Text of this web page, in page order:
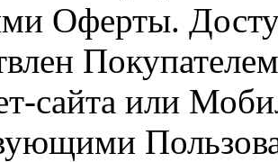
Оферты.
сайта или